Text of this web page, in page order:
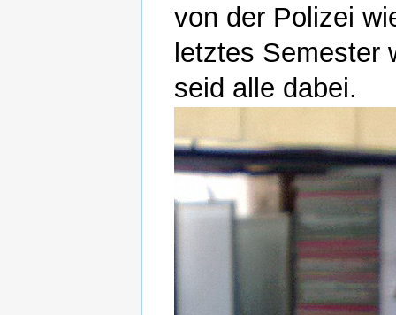
von der Polizei
letztes Semester
seid alle dabei.